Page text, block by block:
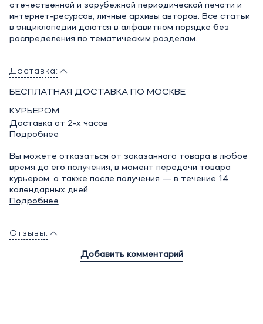
отечественной и зарубежной периодической печати и
интернет-ресурсов, личные архивы авторов. Все статьи
в энциклопедии даются в алфавитном порядке без
распределения по тематическим разделам.
Доставка:
БЕСПЛАТНАЯ ДОСТАВКА ПО МОСКВЕ
КУРЬЕРОМ
Доставка от 2-х часов
Подробнее
Вы можете отказаться от заказанного товара в любое
время до его получения, в момент передачи товара
курьером, а также после получения — в течение 14
календарных дней
Подробнее
Отзывы:
Добавить комментарий